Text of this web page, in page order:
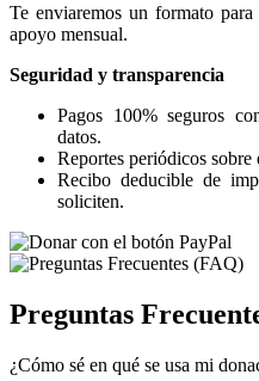
Te enviaremos un formato
apoyo mensual.
Seguridad y transparencia
Pagos 100% seguros
datos.
Reportes periódicos
Recibo deducible de
soliciten.
Preguntas
¿Cómo sé en qué se usa mi